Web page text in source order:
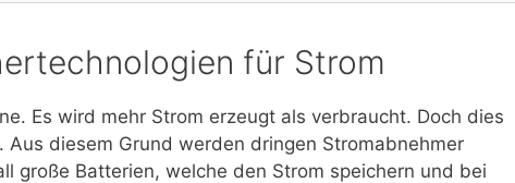
für Strom
Es wird mehr Strom erzeugt als verbraucht. Doch dies
diesem Grund werden dringen Stromabnehmer
große Batterien, welche den Strom speichern und bei